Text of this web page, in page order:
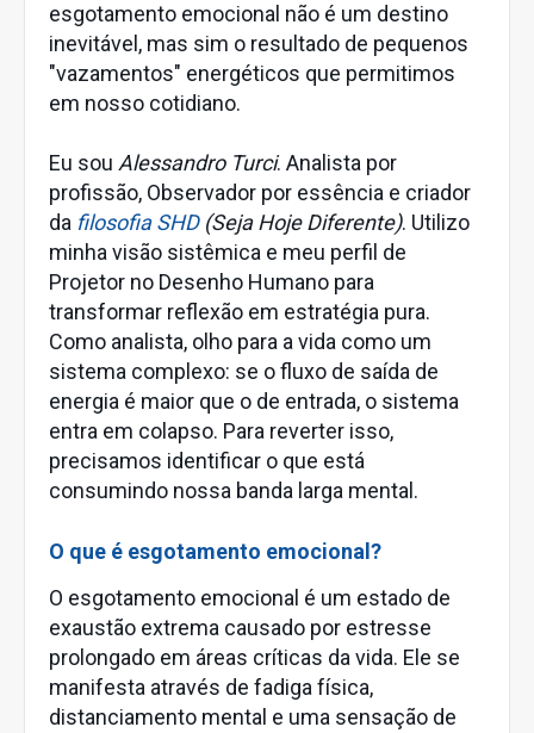
esgotamento emocional não é um destino
inevitável, mas sim o resultado de pequenos
"vazamentos" energéticos que permitimos
em nosso cotidiano.
Eu sou Alessandro Turci. Analista por
profissão, Observador por essência e criador
da filosofia SHD(Seja Hoje Diferente). Utilizo
minha visão sistêmica e meu perfil de
Projetor no Desenho Humano para
transformar reflexão em estratégia pura.
Como analista, olho para a vida como um
sistema complexo: se o fluxo de saída de
energia é maior que o de entrada, o sistema
entra em colapso. Para reverter isso,
precisamos identificar o que está
consumindo nossa banda larga mental.
O que é esgotamento emocional?
O esgotamento emocional é um estado de
exaustão extrema causado por estresse
prolongado em áreas críticas da vida. Ele se
manifesta através de fadiga física,
distanciamento mental e uma sensação de